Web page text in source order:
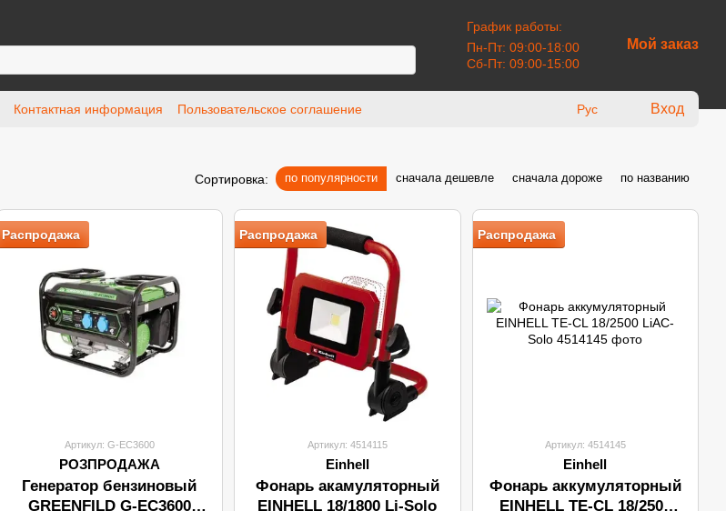
График работы:
Пн-Пт: 09:00-18:00
Сб-Пт: 09:00-15:00
Мой заказ
Контактная информация
Пользовательское соглашение
Рус Вход
Сортировка: по популярности сначала дешевле сначала дороже по названию
Распродажа
Артикул: G-EC3600
РОЗПРОДАЖА
Генератор бензиновый
GREENFILD G-EC3600
Распродажа
Артикул: 4514115
Einhell
Фонарь акамуляторный
EINHELL 18/1800 Li-Solo
Распродажа
Артикул: 4514145
Einhell
Фонарь аккумуляторный
EINHELL TE-CL 18/2500